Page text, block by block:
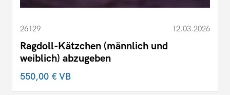
26129 12.03.2026
Ragdoll-Kätzchen (männlich und
weiblich) abzugeben
550,00 €VB